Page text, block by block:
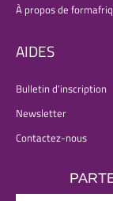
À propos de
AIDES
Bulletin d’inscription
Newsletter
Contactez-nous